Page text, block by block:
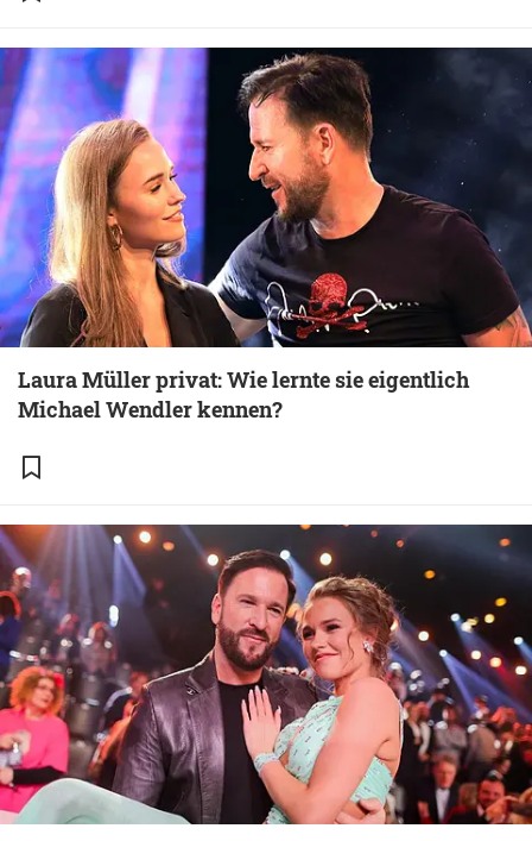
Laura Müller privat: Wie lernte sie eigentlich
Michael Wendler kennen?